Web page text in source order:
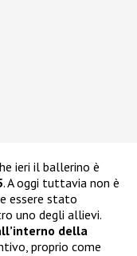
ieri il ballerino è
. A oggi tuttavia non è
essere stato
uno degli allievi.
della
proprio come